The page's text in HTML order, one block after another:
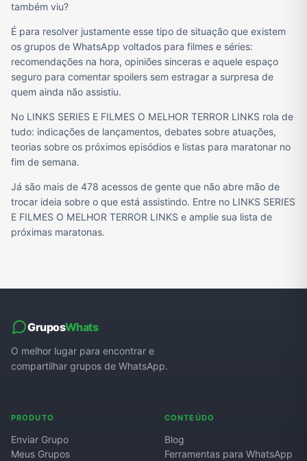
também viu?
É para resolver justamente esse tipo de situação que existem
os grupos de WhatsApp voltados para filmes e séries:
recomendações na hora, opiniões sinceras e aquele espaço
seguro para comentar spoilers sem estragar a surpresa de
quem ainda não assistiu.
No LINKS SERIES E FILMES O MELHOR TERROR LINKS rola de
tudo: indicações de lançamentos, debates sobre atuações,
teorias sobre os próximos episódios e listas para maratonar no
fim de semana.
Já são mais de 478 acessos de gente que não abre mão de
trocar ideia sobre o que está assistindo. Entre no LINKS SERIES
E FILMES O MELHOR TERROR LINKS e amplie sua lista de
próximas maratonas.
GruposWhats
O melhor lugar para encontrar e
compartilhar grupos de WhatsApp.
PRODUTO
Enviar Grupo
Meus Grupos
CONTEÚDO
Blog
Ferramentas para WhatsApp